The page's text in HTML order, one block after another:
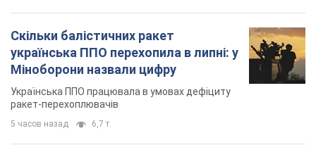
Скільки балістичних ракет
українська ППО перехопила в липні: у
Міноборони назвали цифру
Українська ППО працювала в умовах дефіциту
ракет-перехоплювачів
5 часов назад 6,7 т.